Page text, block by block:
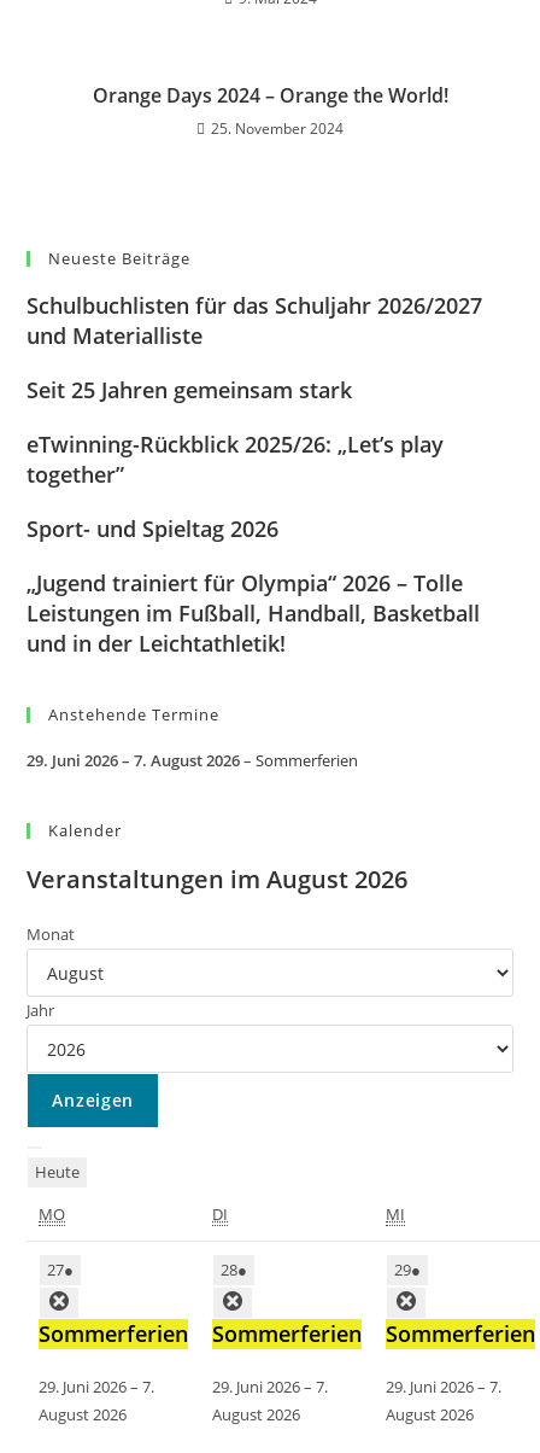
Orange Days 2024 – Orange the World!
25. November 2024
Neueste Beiträge
Schulbuchlisten für das Schuljahr 2026/2027
und Materialliste
Seit 25 Jahren gemeinsam stark
eTwinning-Rückblick 2025/26: „Let’s play
together”
Sport- und Spieltag 2026
„Jugend trainiert für Olympia“ 2026 – Tolle
Leistungen im Fußball, Handball, Basketball
und in der Leichtathletik!
Anstehende Termine
29. Juni 2026– 7. August 2026–Sommerferien
Kalender
Veranstaltungen im August 2026
Monat
Jahr
Heute
MO
DI MI
27●
Sommerferien
29. Juni 2026–7.
August 2026
28●
Sommerferien
29. Juni 2026–7.
August 2026
29●
Sommerferien
29. Juni 2026–7.
August 2026